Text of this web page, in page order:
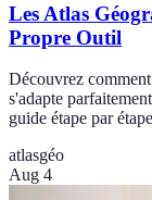
Les Atlas
Propre Outil
Découvrez
s'adapte
guide étape par
atlasgéo
Aug 4